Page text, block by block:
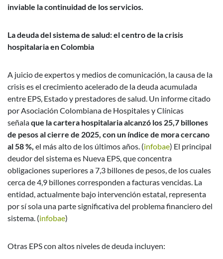
inviable la continuidad de los servicios.
La deuda del sistema de salud: el centro de la crisis
hospitalaria en Colombia
A juicio de expertos y medios de comunicación, la causa de la
crisis es el crecimiento acelerado de la deuda acumulada
entre EPS, Estado y prestadores de salud. Un informe citado
por Asociación Colombiana de Hospitales y Clínicas
señalaque la cartera hospitalaria alcanzó los 25,7 billones
de pesos al cierre de 2025, con un índice de mora cercano
al 58 %, el más alto de los últimos años. (infobae) El principal
deudor del sistema es Nueva EPS, que concentra
obligaciones superiores a 7,3 billones de pesos, de los cuales
cerca de 4,9 billones corresponden a facturas vencidas. La
entidad, actualmente bajo intervención estatal, representa
por sí sola una parte significativa del problema financiero del
sistema. (infobae)
Otras EPS con altos niveles de deuda incluyen: